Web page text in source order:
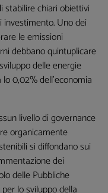
stabilire chiari obiettivi
Uno dei
le emissioni
debbano quintuplicare
delle energie
0,02% dell’economia
livello di governance
organicamente
si diffondano sui
dei
delle Pubbliche
lo sviluppo della